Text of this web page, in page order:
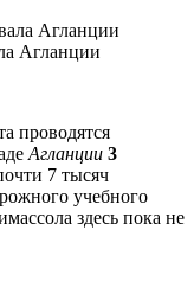
Агланции
проводятся
Агланции 3
7 тысяч
учебного
здесь пока не